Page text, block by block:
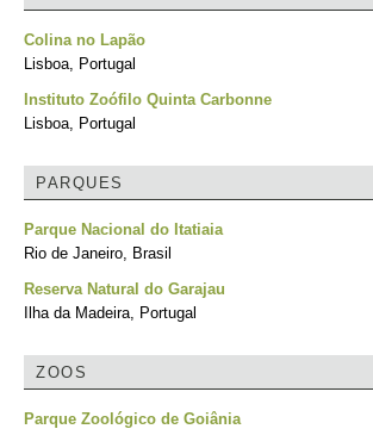
Colina no Lapão
Lisboa, Portugal
Instituto Zoófilo Quinta Carbonne
Lisboa, Portugal
PARQUES
Parque Nacional do Itatiaia
Rio de Janeiro, Brasil
Reserva Natural do Garajau
Ilha da Madeira, Portugal
ZOOS
Parque Zoológico de Goiânia